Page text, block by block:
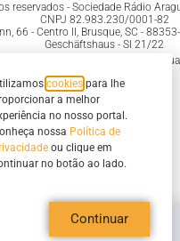
reservados - Sociedade Rádio
CNPJ 82.983.230/0001-82
66 - Centro II, Brusque, SC -
Geschäftshaus - Sl 21/22
Copyright © 2026 | Rádio
cookies para lhe
a melhor
no nosso portal.
nossa Política de
ou clique em
no botão ao lado.
Continuar